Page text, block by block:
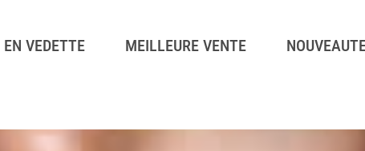
EN VEDETTE MEILLEURE VENTE